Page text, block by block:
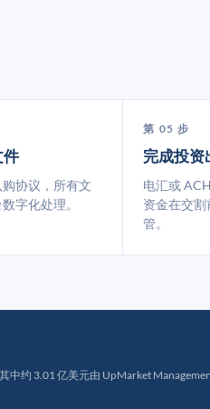
件
协议，所有文
字化处理。
第 05 步
完成投资
电汇或
资金在交
管。
中约 3.01 亿美元由 UpMarket